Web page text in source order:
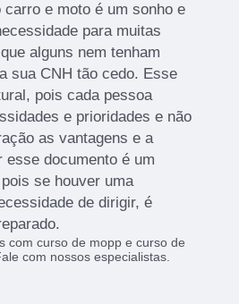
carro e moto é um sonho e
para muitas
alguns nem tenham
sua CNH tão cedo. Esse
pois cada pessoa
e prioridades e não
as vantagens e a
esse documento é um
se houver uma
de dirigir, é
com curso de mopp e curso de
com nossos especialistas.